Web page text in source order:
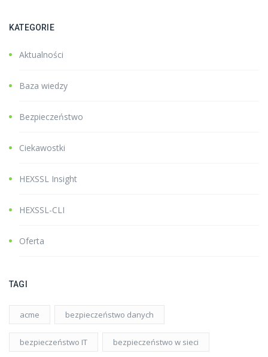
KATEGORIE
Aktualności
Baza wiedzy
Bezpieczeństwo
Ciekawostki
HEXSSL Insight
HEXSSL-CLI
Oferta
TAGI
acme bezpieczeństwo danych
bezpieczeństwo IT bezpieczeństwo w sieci